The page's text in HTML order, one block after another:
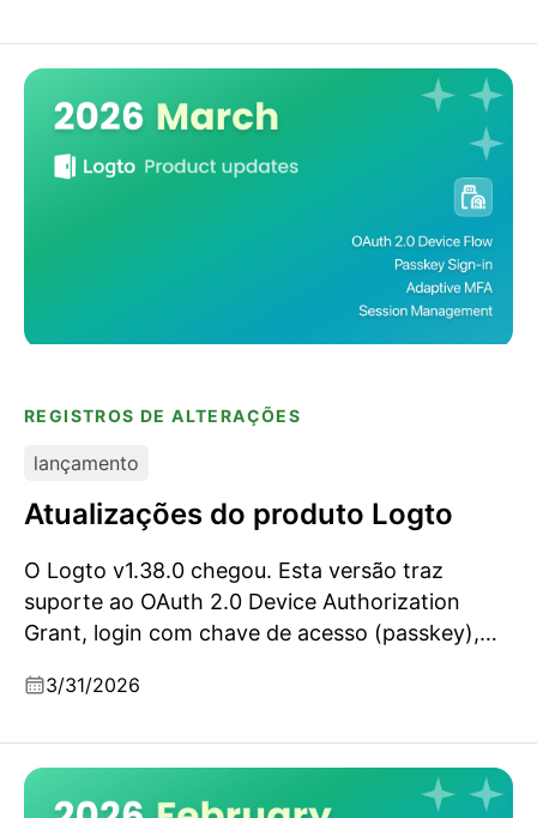
REGISTROS DE ALTERAÇÕES
lançamento
Atualizações do produto Logto
O Logto v1.38.0 chegou. Esta versão traz
suporte ao OAuth 2.0 Device Authorization
Grant, login com chave de acesso (passkey),
concessões, além de uma configuração OIDC
3/31/2026
Atualizações do produto Logto
Atualizações do produto Logto